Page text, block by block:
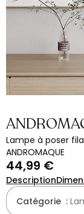
Lampe à poser
ANDROMAQUE
44,99 €
Description
Catégorie :